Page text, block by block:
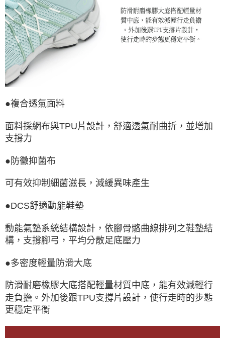
●複合透氣面料
面料採網布與TPU片設計，舒適透氣耐曲折，並增加
支撐力
●防黴抑菌布
可有效抑制細菌滋長，減緩異味產生
●DCS舒適動能鞋墊
動能氣墊系統結構設計，依腳骨骼曲線排列之鞋墊結
構，支撐腳弓，平均分散足底壓力
●多密度輕量防滑大底
防滑耐磨橡膠大底搭配輕量材質中底，能有效減輕行
走負擔。外加後跟TPU支撐片設計，使行走時的步態
更穩定平衡